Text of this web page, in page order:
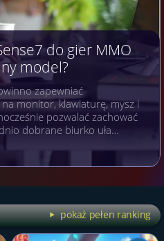
do gier MMO
model?
zapewniać
monitor, klawiaturę, mysz i
pozwalać zachować
dobrane biurko uła…
pokaż pełen ranking